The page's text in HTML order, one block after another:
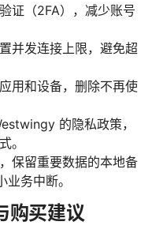
证（2FA），减少账号
并发连接上限，避免超
用和设备，删除不再使
的隐私政策，
。
保留重要数据的本地备
务中断。
购买建议